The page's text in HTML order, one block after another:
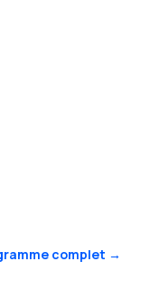
complet →